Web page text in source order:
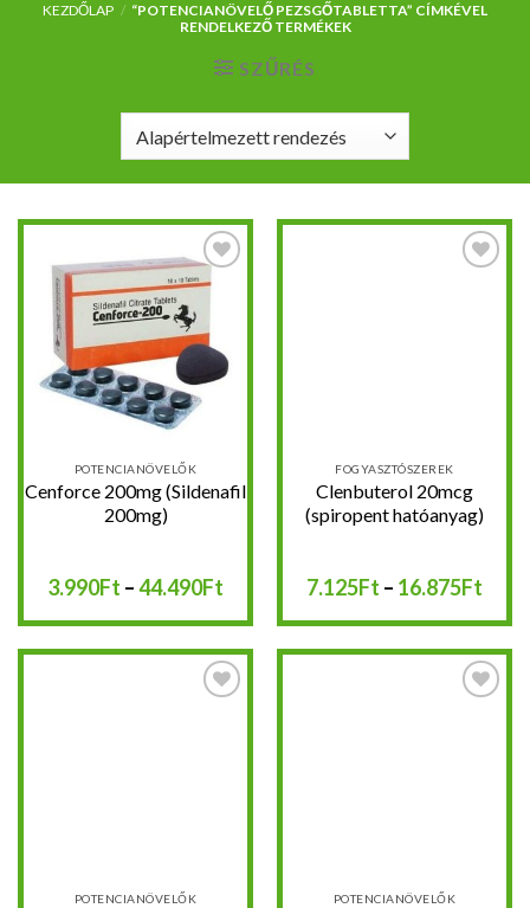
KEZDŐLAP / “POTENCIANÖVELŐ PEZSGŐTABLETTA” CÍMKÉVEL
RENDELKEZŐ TERMÉKEK
SZŰRÉS
Kedvencekhez
POTENCIANÖVELŐK
Cenforce 200mg (Sildenafil
200mg)
3.990Ft –44.490Ft Ártartomány:
-
44.490Ft
FOGYASZTÓSZEREK
Clenbuterol 20mcg
(spiropent hatóanyag)
7.125Ft – 16.875Ft
-
POTENCIANÖVELŐK POTENCIANÖVELŐK